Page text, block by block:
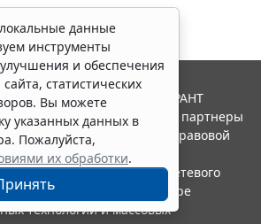
данные
инструменты
и обеспечения
статистических
Вы можете
указанных данных в
Пожалуйста,
их обработки.
СЕРВИС", 2026. Система ГАРАНТ
года. Компания "Гарант" и ее партнеры
Российской ассоциации правовой
в качестве сетевого
службой по надзору в сфере
технологий и массовых